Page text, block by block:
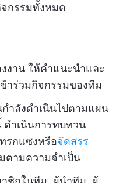
กรรมทั้งหมด
งาน ให้คำแนะนำและ
าร่วมกิจกรรมของทีม
ำลังดำเนินไปตามแผน
ดำเนินการทบทวน
รกแซงหรือจัดสรร
ตามความจำเป็น